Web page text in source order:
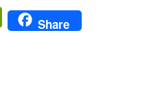
PrintFriendly
Share